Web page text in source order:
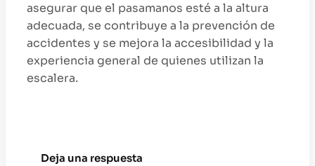
asegurar que el pasamanos esté a la altura
adecuada, se contribuye a la prevención de
accidentes y se mejora la accesibilidad y la
experiencia general de quienes utilizan la
escalera.
Deja una respuesta